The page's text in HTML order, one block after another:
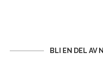
BLI EN DEL AV